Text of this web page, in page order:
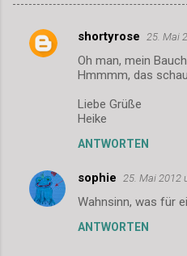
K
t
a
shortyrose 25. Mai
Oh man, mein
Hmmmm, das
Liebe Grüße
Heike
ANTWORTEN
sophie 25. Mai 2012
Wahnsinn, was für
ANTWORTEN